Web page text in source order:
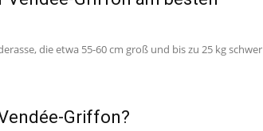
die etwa 55-60 cm groß und bis zu 25 kg schwer
Griffon?